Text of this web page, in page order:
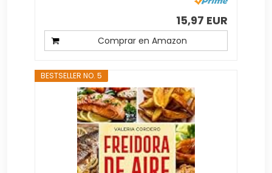
15,97 EUR
Comprar en Amazon
BESTSELLER NO. 5